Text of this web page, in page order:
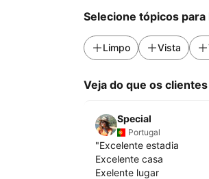
Selecione tópicos
Limpo Vista
Veja do que os
Special
Portugal
"Excelente estadia
Excelente casa
Exelente lugar